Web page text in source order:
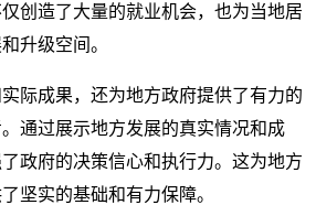
创造了大量的就业机会，也为当地居
升级空间。
际成果，还为地方政府提供了有力的
通过展示地方发展的真实情况和成
政府的决策信心和执行力。这为地方
坚实的基础和有力保障。